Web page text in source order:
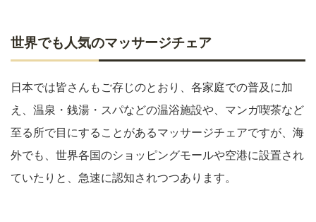
世界でも人気のマッサージチェア
日本では皆さんもご存じのとおり、各家庭での普及に加
え、温泉・銭湯・スパなどの温浴施設や、マンガ喫茶など
至る所で目にすることがあるマッサージチェアですが、海
外でも、世界各国のショッピングモールや空港に設置され
ていたりと、急速に認知されつつあります。